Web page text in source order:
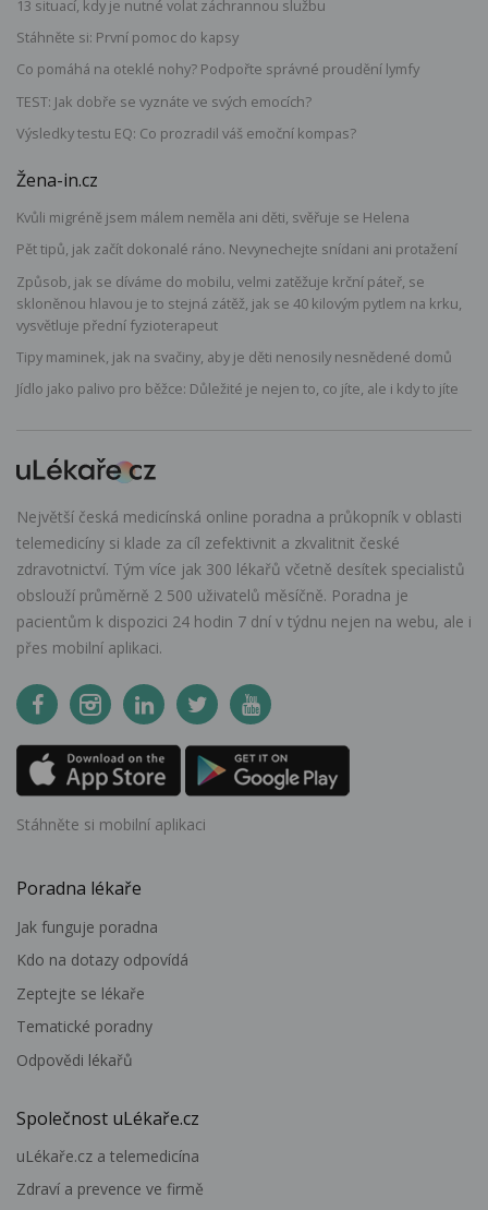
13 situací, kdy je nutné volat záchrannou službu
Stáhněte si: První pomoc do kapsy
Co pomáhá na oteklé nohy? Podpořte správné proudění lymfy
TEST: Jak dobře se vyznáte ve svých emocích?
Výsledky testu EQ: Co prozradil váš emoční kompas?
Žena-in.cz
Kvůli migréně jsem málem neměla ani děti, svěřuje se Helena
Pět tipů, jak začít dokonalé ráno. Nevynechejte snídani ani protažení
Způsob, jak se díváme do mobilu, velmi zatěžuje krční páteř, se
skloněnou hlavou je to stejná zátěž, jak se 40 kilovým pytlem na krku,
vysvětluje přední fyzioterapeut
Tipy maminek, jak na svačiny, aby je děti nenosily nesnědené domů
Jídlo jako palivo pro běžce: Důležité je nejen to, co jíte, ale i kdy to jíte
Největší česká medicínská online poradna a průkopník v oblasti
telemedicíny si klade za cíl zefektivnit a zkvalitnit české
zdravotnictví. Tým více jak 300 lékařů včetně desítek specialistů
obslouží průměrně 2 500 uživatelů měsíčně. Poradna je
pacientům k dispozici 24 hodin 7 dní v týdnu nejen na webu, ale i
přes mobilní aplikaci.
Stáhněte si mobilní aplikaci
Poradna lékaře
Jak funguje poradna
Kdo na dotazy odpovídá
Zeptejte se lékaře
Tematické poradny
Odpovědi lékařů
Společnost uLékaře.cz
uLékaře.cz a telemedicína
Zdraví a prevence ve firmě